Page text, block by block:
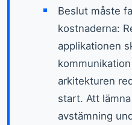
Beslut måste
kostnaderna:
applikationen
arkitekturen
start. Att
avstämning